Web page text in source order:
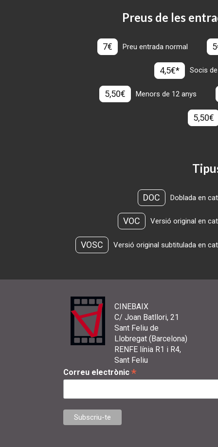
Preus de les
7€ Preu entrada normal
4,5€* Socis
5,50€ Menors de 12 anys
5,50€
DOC Doblada en
VOC Versió original en
VOSC Versió original subtitulada en
CINEBAIX
C/ Joan Batllori, 21
Sant Feliu de
Llobregat (Barcelona)
RENFE línia R1 i R4,
Sant Feliu
Correu electrònic *